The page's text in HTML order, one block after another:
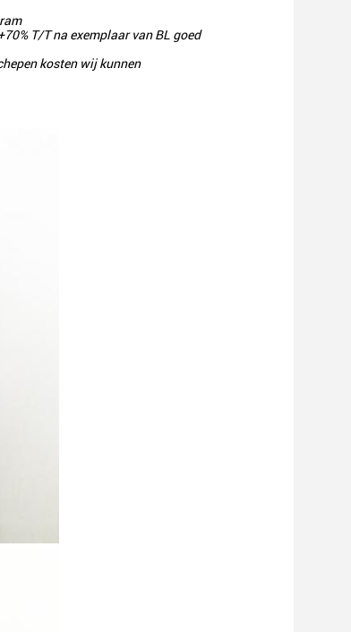
T/T na exemplaar van BL goed
kosten wij kunnen